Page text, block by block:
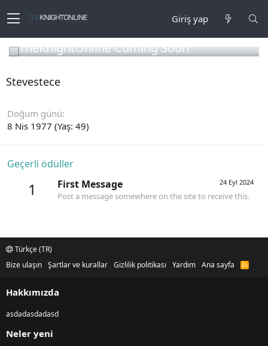
Giriş yap
TheKnightOnline Coming Soon
Stevestece
Doğum günü
8 Nis 1977 (Yaş: 49)
Geçerli ödüller
1 24 Eyl 2024
First Message
Post a message somewhere on the site to receive this.
Türkçe (TR)
Bize ulaşın Şartlar ve kurallar Gizlilik politikası Yardım Ana sayfa
R
Hakkımızda
asdadasdadasd
Neler yeni